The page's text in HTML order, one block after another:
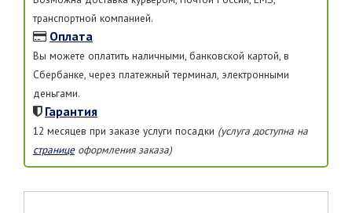
транспортной компанией.
Оплата
Вы можете оплатить наличными, банковской картой, в
Сбербанке, через платежный терминал, электронными
деньгами.
Гарантия
12 месяцев при заказе услуги посадки (услуга доступна на
страницеоформления заказа)